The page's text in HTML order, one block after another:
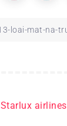
Starlux airlines